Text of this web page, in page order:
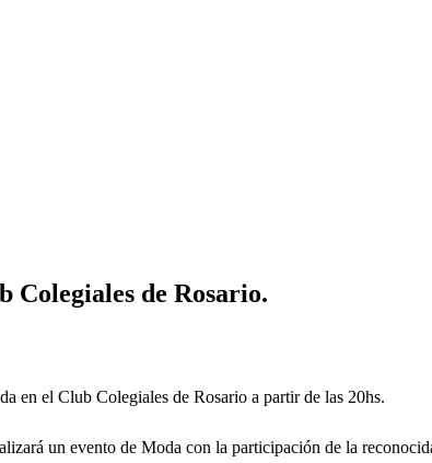
Colegiales de Rosario.
en el Club Colegiales de Rosario a partir de las 20hs.
un evento de Moda con la participación de la